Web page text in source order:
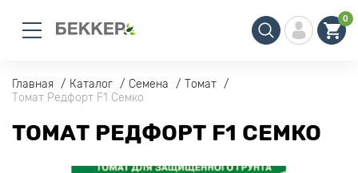
0
Главная Каталог Семена
Томат
Томат Редфорт F1 Семко
ТОМАТ РЕДФОРТ F1 СЕМКО